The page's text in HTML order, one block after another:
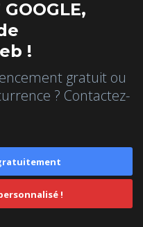
!
gratuit ou
? Contactez-
!